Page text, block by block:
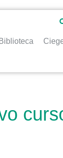
Biblioteca